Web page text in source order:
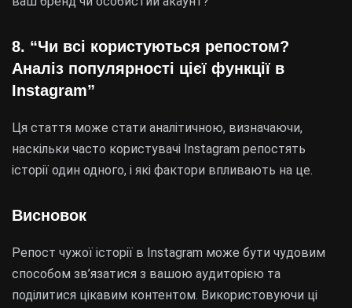
8. “Чи всі користуються репостом?
Аналіз популярності цієї функції в
Instagram”
Ця стаття може стати аналітичною, визначаючи,
наскільки часто користувачі Instagram репостять
історії один одного, і які фактори впливають на це.
Висновок
Репост чужої історії в Instagram може бути чудовим
способом зв’язатися з вашою аудиторією та
поділитися цікавим контентом. Використовуючи ці